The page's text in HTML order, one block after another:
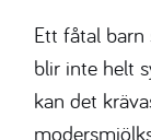
Ett fåtal
blir inte helt
kan det